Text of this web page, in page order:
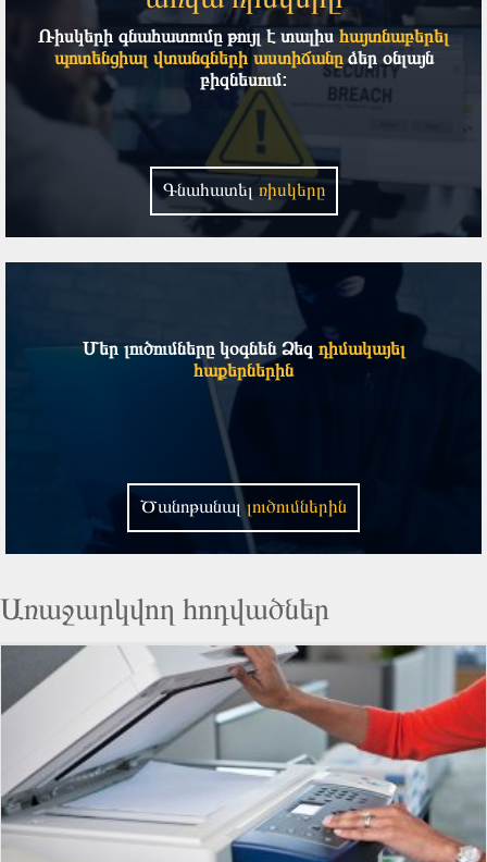
Ռիսկերի գնահատումը թույլ է տալիս հայտնաբերել
պոտենցիալ վտանգների աստիճանըձեր օնլայն
բիզնեսում:
Գնահատել ռիսկերը
Մեր լուծումները կօգնեն Ձեզ դիմակայել
հաքերներին
Ծանոթանալլուծումներին
Առաջարկվող հոդվածներ